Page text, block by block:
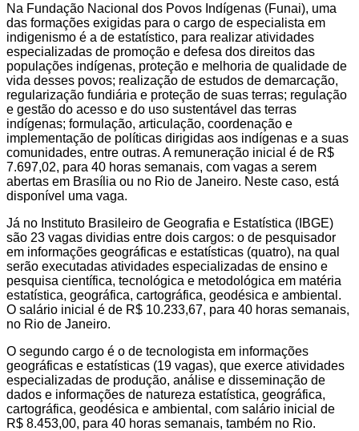
Na Fundação Nacional dos Povos Indígenas (Funai), uma
das formações exigidas para o cargo de especialista em
indigenismo é a de estatístico, para realizar atividades
especializadas de promoção e defesa dos direitos das
populações indígenas, proteção e melhoria de qualidade de
vida desses povos; realização de estudos de demarcação,
regularização fundiária e proteção de suas terras; regulação
e gestão do acesso e do uso sustentável das terras
indígenas; formulação, articulação, coordenação e
implementação de políticas dirigidas aos indígenas e a suas
comunidades, entre outras. A remuneração inicial é de R$
7.697,02, para 40 horas semanais, com vagas a serem
abertas em Brasília ou no Rio de Janeiro. Neste caso, está
disponível uma vaga.
Já no Instituto Brasileiro de Geografia e Estatística (IBGE)
são 23 vagas dividias entre dois cargos: o de pesquisador
em informações geográficas e estatísticas (quatro), na qual
serão executadas atividades especializadas de ensino e
pesquisa científica, tecnológica e metodológica em matéria
estatística, geográfica, cartográfica, geodésica e ambiental.
O salário inicial é de R$ 10.233,67, para 40 horas semanais,
no Rio de Janeiro.
O segundo cargo é o de tecnologista em informações
geográficas e estatísticas (19 vagas), que exerce atividades
especializadas de produção, análise e disseminação de
dados e informações de natureza estatística, geográfica,
cartográfica, geodésica e ambiental, com salário inicial de
R$ 8.453,00, para 40 horas semanais, também no Rio.